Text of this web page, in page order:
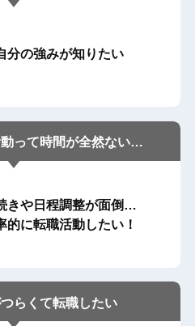
分の強みが知りたい
って時間が全然ない…
きや日程調整が面倒…
的に転職活動したい！
つらくて転職したい